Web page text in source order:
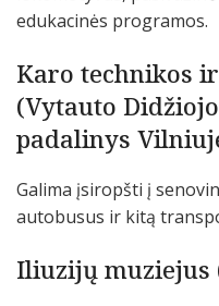
edukacinės programos.
Karo technikos
(Vytauto
padalinys
Galima įsiropšti į
autobusus ir kitą
Iliuzijų muziejus